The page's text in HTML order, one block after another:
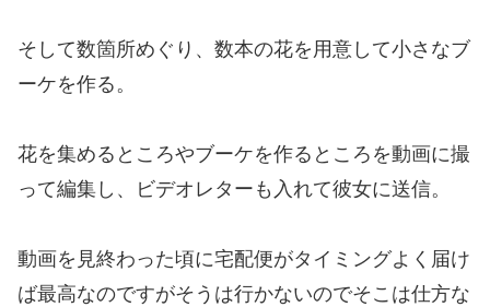
そして数箇所めぐり、数本の花を用意して小さなブ
ーケを作る。
花を集めるところやブーケを作るところを動画に撮
って編集し、ビデオレターも入れて彼女に送信。
動画を見終わった頃に宅配便がタイミングよく届け
ば最高なのですがそうは行かないのでそこは仕方な